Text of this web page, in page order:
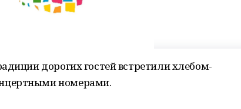
дорогих гостей встретили хлебом-
номерами.